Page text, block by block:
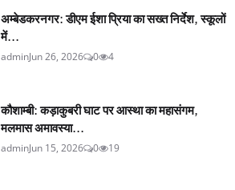
अम्बेडकरनगर: डीएम ईशा प्रिया का सख्त निर्देश, स्कूलों
में...
adminJun 26, 2026 0 4
कौशाम्बी: कड़ाकुबरी घाट पर आस्था का महासंगम,
मलमास अमावस्या...
adminJun 15, 2026 0 19